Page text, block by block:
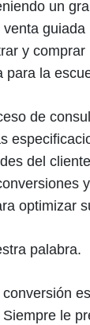
un
y
para la
de
del
optimizar
palabra.
le